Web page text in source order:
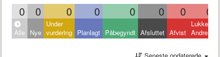
0 0 0 0 0 0 0 0
Alle Nye
Under
vurdering Planlagt Påbegyndt Afsluttet Afvist
Lukket:
Andre